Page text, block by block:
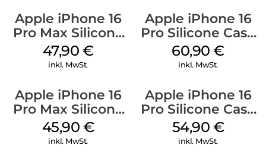
Apple iPhone 16
Pro Max Silicone
Case MagSafe
Black
47,90 €
inkl. MwSt.
Apple iPhone 16
Pro Silicone Case
MagSafe Stone
Gray
60,90€
inkl. MwSt.
Apple iPhone 16
Pro Max Silicone
Case MagSafe
Ultramarine
45,90 €
inkl. MwSt.
Apple iPhone 16
Pro Silicone Case
MagSafe Black
54,90 €
inkl. MwSt.